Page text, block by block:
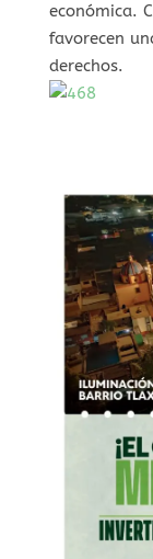
económica.
favorecen
derechos.